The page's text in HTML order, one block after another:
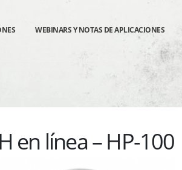
WEBINARS Y NOTAS DE APLICACIONES
en línea – HP-100